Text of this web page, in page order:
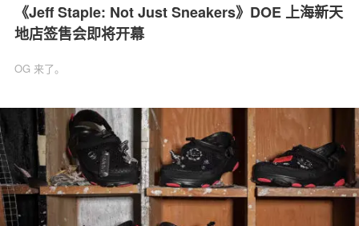
关于我们
《Jeff Staple: Not Just Sneakers》DOE 上海新天
地店签售会即将开幕
OG 来了。